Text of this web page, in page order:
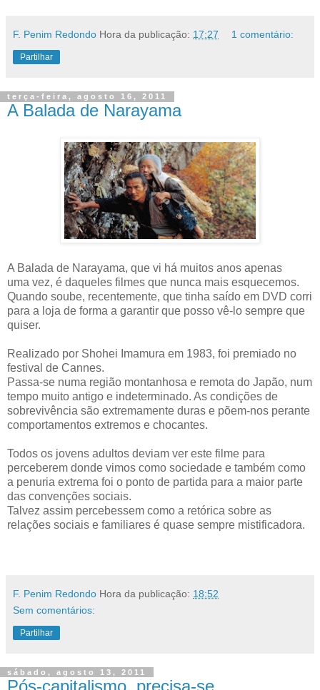
F. Penim Redondo Hora da publicação: 17:27 1 comentário:
Partilhar
terça-feira, agosto 16, 2011
A Balada de Narayama
A Balada de Narayama, que vi há muitos anos apenas
uma vez, é daqueles filmes que nunca mais esquecemos.
Quando soube, recentemente, que tinha saído em DVD corri
para a loja de forma a garantir que posso vê-lo sempre que
quiser.
Realizado por Shohei Imamura em 1983, foi premiado no
festival de Cannes.
Passa-se numa região montanhosa e remota do Japão, num
tempo muito antigo e indeterminado. As condições de
sobrevivência são extremamente duras e põem-nos perante
comportamentos extremos e chocantes.
Todos os jovens adultos deviam ver este filme para
perceberem donde vimos como sociedade e também como
a penuria extrema foi o ponto de partida para a maior parte
das convenções sociais.
Talvez assim percebessem como a retórica sobre as
relações sociais e familiares é quase sempre mistificadora.
F. Penim Redondo Hora da publicação: 18:52
Sem comentários:
Partilhar
sábado, agosto 13, 2011